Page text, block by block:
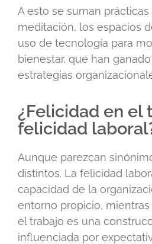
A esto se suman
meditación, los espacios
uso de tecnología para
bienestar, que han
estrategias
¿Felicidad en el
felicidad
Aunque parezcan
distintos. La felicidad
capacidad de la
entorno propicio,
el trabajo es una
influenciada por